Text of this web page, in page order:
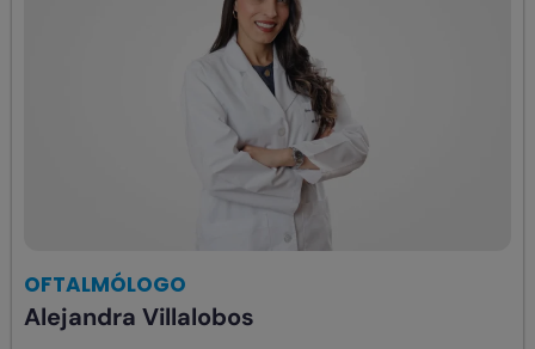
OFTALMÓLOGO
Alejandra Villalobos